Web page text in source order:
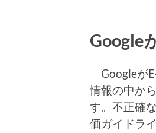
Google
Googleが
情報の中か
す。不正確
価ガイドラ